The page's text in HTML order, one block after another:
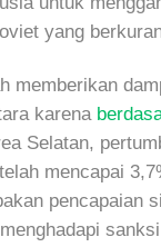
yang
memberikan
karena
Selatan,
mencapai
pencapaian